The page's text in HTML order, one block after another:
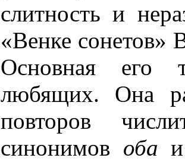
слитность и
«Венке сонетов»
Основная его
любящих. Она
повторов
синонимов оба